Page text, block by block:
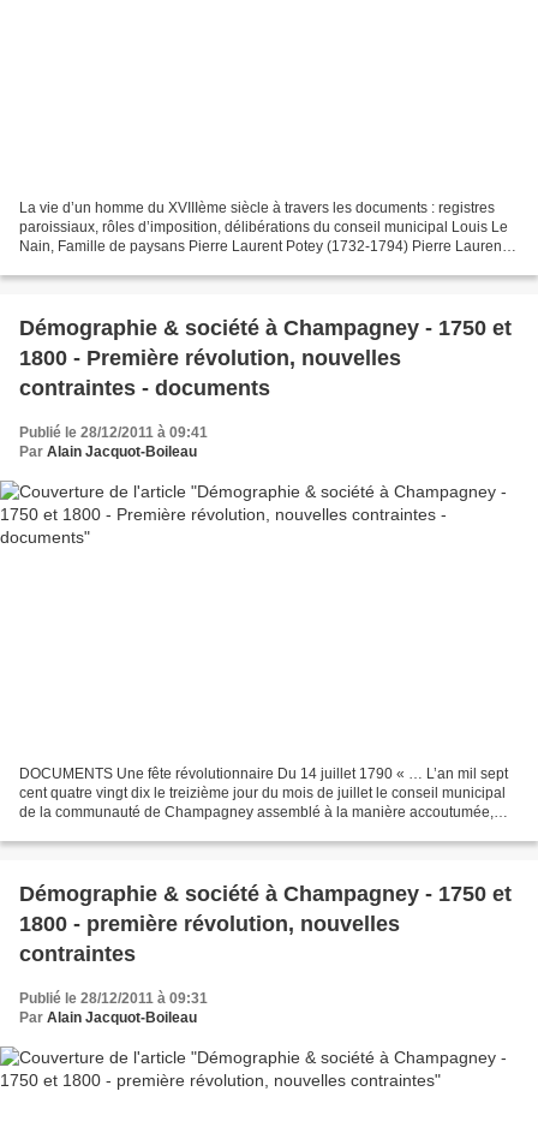
La vie d’un homme du XVIIIème siècle à travers les documents : registres
paroissiaux, rôles d’imposition, délibérations du conseil municipal Louis Le
Nain, Famille de paysans Pierre Laurent Potey (1732‑1794) Pierre Laurent
Démographie & société à Champagney - 1750 et
1800 - Première révolution, nouvelles
contraintes - documents
Publié le 28/12/2011 à 09:41
Par Alain Jacquot-Boileau
DOCUMENTS Une fête révolutionnaire Du 14 juillet 1790 « … L’an mil sept
cent quatre vingt dix le treizième jour du mois de juillet le conseil municipal
de la communauté de Champagney assemblé à la manière accoutumée,
Démographie & société à Champagney - 1750 et
1800 - première révolution, nouvelles
contraintes
Publié le 28/12/2011 à 09:31
Par Alain Jacquot-Boileau